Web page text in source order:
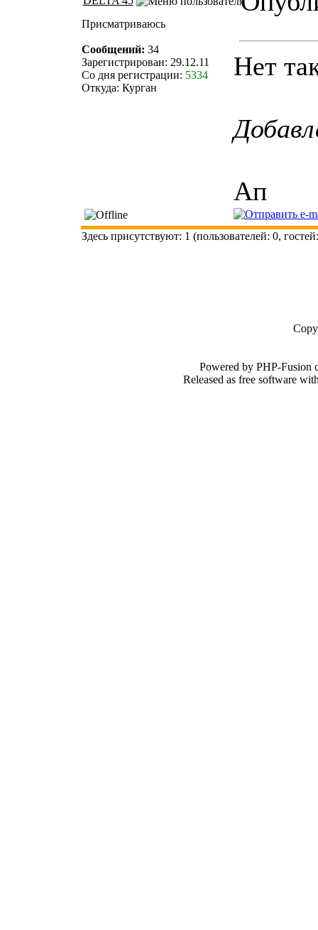
Присматриваюсь
Сообщений: 34
Зарегистрирован: 29.12.11
Со дня регистрации: 5334
Откуда: Курган
Нет
Ап
Здесь присутствуют: 1 (пользователей: 0,
Powered by PHP-
Released as free software